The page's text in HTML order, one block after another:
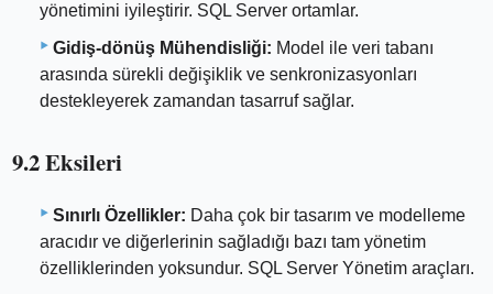
yönetimini iyileştirir. SQL Server ortamlar.
Gidiş-dönüş Mühendisliği: Model ile veri tabanı
arasında sürekli değişiklik ve senkronizasyonları
destekleyerek zamandan tasarruf sağlar.
9.2 Eksileri
Sınırlı Özellikler: Daha çok bir tasarım ve modelleme
aracıdır ve diğerlerinin sağladığı bazı tam yönetim
özelliklerinden yoksundur. SQL Server Yönetim araçları.